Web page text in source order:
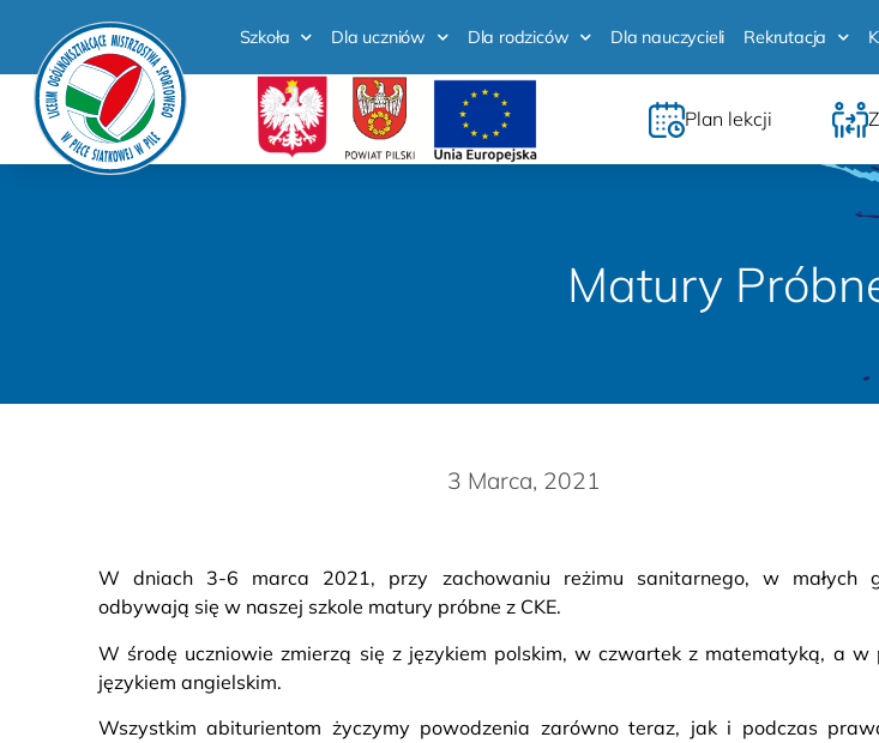
Szkoła Dla uczniów Dla rodziców Dla nauczycieli Rekrutacja
Plan lekcji
Matury
3 Marca, 2021
W dniach 3-6 marca 2021, przy zachowaniu reżimu sanitarnego, w małych
odbywają się w naszej szkole matury próbne z CKE.
W środę uczniowie zmierzą się z językiem polskim, w czwartek z matematyką, a w
językiem angielskim.
Wszystkim abiturientom życzymy powodzenia zarówno teraz, jak i podczas